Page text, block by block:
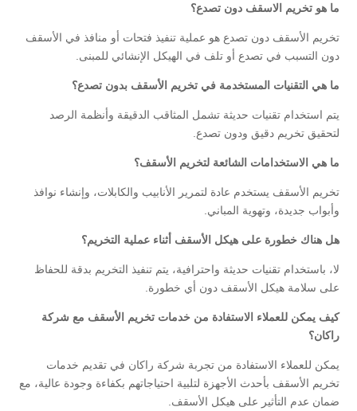
ما هو تخريم الاسقف دون تصدع؟
تخريم الأسقف دون تصدع هو عملية تنفيذ فتحات أو منافذ في الأسقف
دون التسبب في تصدع أو تلف في الهيكل الإنشائي للمبنى.
ما هي التقنيات المستخدمة في تخريم الأسقف بدون تصدع؟
يتم استخدام تقنيات حديثة تشمل المثاقب الدقيقة وأنظمة الرصد
لتحقيق تخريم دقيق ودون تصدع.
ما هي الاستخدامات الشائعة لتخريم الأسقف؟
تخريم الأسقف يستخدم عادة لتمرير الأنابيب والكابلات، وإنشاء نوافذ
وأبواب جديدة، وتهوية المباني.
هل هناك خطورة على هيكل الأسقف أثناء عملية التخريم؟
لا، باستخدام تقنيات حديثة واحترافية، يتم تنفيذ التخريم بدقة للحفاظ
على سلامة هيكل الأسقف دون أي خطورة.
كيف يمكن للعملاء الاستفادة من خدمات تخريم الأسقف مع شركة
راكان؟
يمكن للعملاء الاستفادة من تجربة شركة راكان في تقديم خدمات
تخريم الأسقف بأحدث الأجهزة لتلبية احتياجاتهم بكفاءة وجودة عالية، مع
ضمان عدم التأثير على هيكل الأسقف.